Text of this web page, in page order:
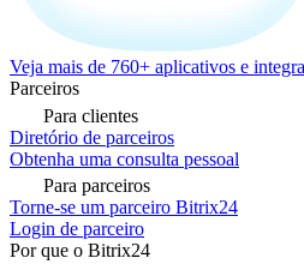
Veja mais de 760+ aplicativos e
Parceiros
Para clientes
Diretório de parceiros
Obtenha uma consulta pessoal
Para parceiros
Torne-se um parceiro Bitrix24
Login de parceiro
Por que o Bitrix24